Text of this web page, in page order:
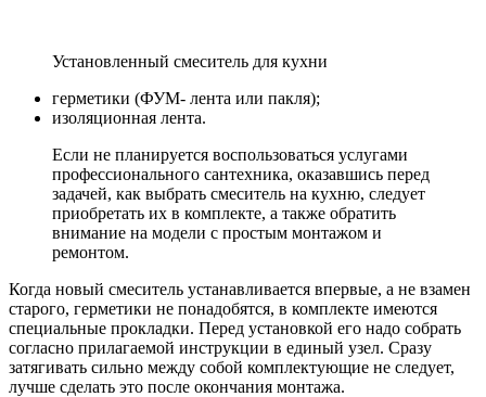
Установленный смеситель для кухни
герметики (ФУМ- лента или пакля);
изоляционная лента.
Если не планируется воспользоваться услугами
профессионального сантехника, оказавшись перед
задачей, как выбрать смеситель на кухню, следует
приобретать их в комплекте, а также обратить
внимание на модели с простым монтажом и
ремонтом.
Когда новый смеситель устанавливается впервые, а не взамен
старого, герметики не понадобятся, в комплекте имеются
специальные прокладки. Перед установкой его надо собрать
согласно прилагаемой инструкции в единый узел. Сразу
затягивать сильно между собой комплектующие не следует,
лучше сделать это после окончания монтажа.